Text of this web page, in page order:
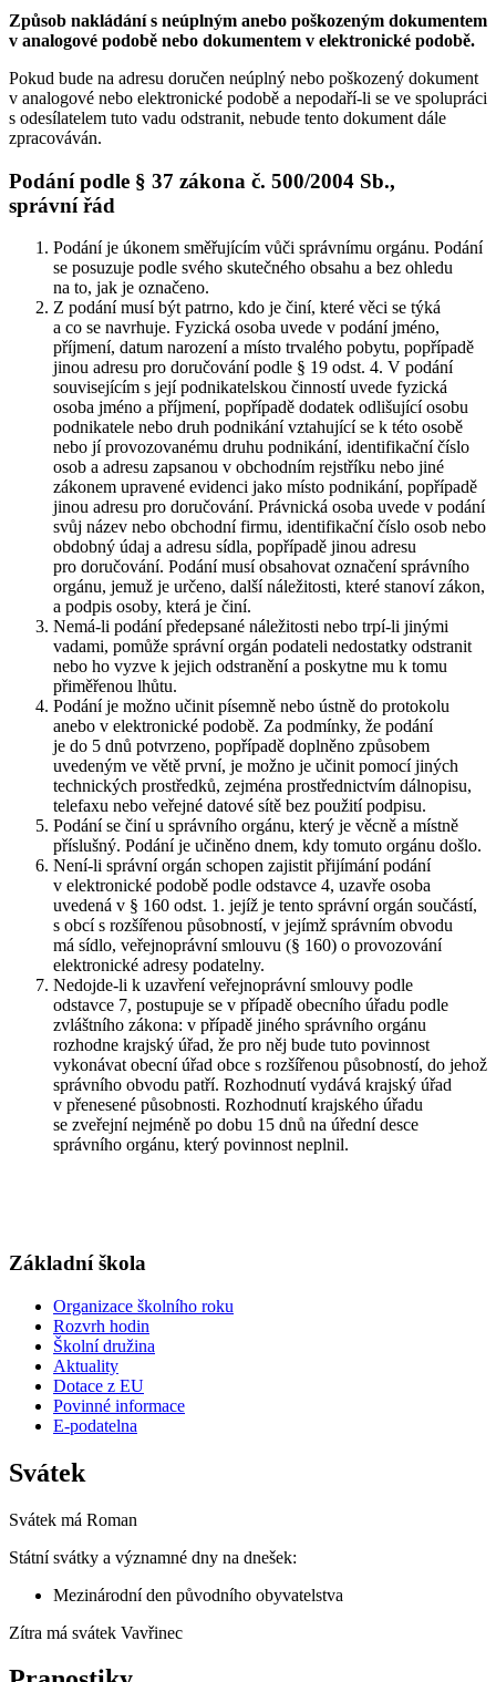
Způsob nakládání s neúplným anebo poškozeným dokumentem
v analogové podobě nebo dokumentem v elektronické podobě.
Pokud bude na adresu doručen neúplný nebo poškozený dokument
v analogové nebo elektronické podobě a nepodaří-li se ve spolupráci
s odesílatelem tuto vadu odstranit, nebude tento dokument dále
zpracováván.
Podání podle § 37 zákona č. 500/2004 Sb.,
správní řád
Podání je úkonem směřujícím vůči správnímu orgánu. Podání
se posuzuje podle svého skutečného obsahu a bez ohledu
na to, jak je označeno.
Z podání musí být patrno, kdo je činí, které věci se týká
a co se navrhuje. Fyzická osoba uvede v podání jméno,
příjmení, datum narození a místo trvalého pobytu, popřípadě
jinou adresu pro doručování podle § 19 odst. 4. V podání
souvisejícím s její podnikatelskou činností uvede fyzická
osoba jméno a příjmení, popřípadě dodatek odlišující osobu
podnikatele nebo druh podnikání vztahující se k této osobě
nebo jí provozovanému druhu podnikání, identifikační číslo
osob a adresu zapsanou v obchodním rejstříku nebo jiné
zákonem upravené evidenci jako místo podnikání, popřípadě
jinou adresu pro doručování. Právnická osoba uvede v podání
svůj název nebo obchodní firmu, identifikační číslo osob nebo
obdobný údaj a adresu sídla, popřípadě jinou adresu
pro doručování. Podání musí obsahovat označení správního
orgánu, jemuž je určeno, další náležitosti, které stanoví zákon,
a podpis osoby, která je činí.
Nemá-li podání předepsané náležitosti nebo trpí-li jinými
vadami, pomůže správní orgán podateli nedostatky odstranit
nebo ho vyzve k jejich odstranění a poskytne mu k tomu
přiměřenou lhůtu.
Podání je možno učinit písemně nebo ústně do protokolu
anebo v elektronické podobě. Za podmínky, že podání
je do 5 dnů potvrzeno, popřípadě doplněno způsobem
uvedeným ve větě první, je možno je učinit pomocí jiných
technických prostředků, zejména prostřednictvím dálnopisu,
telefaxu nebo veřejné datové sítě bez použití podpisu.
Podání se činí u správního orgánu, který je věcně a místně
příslušný. Podání je učiněno dnem, kdy tomuto orgánu došlo.
Není-li správní orgán schopen zajistit přijímání podání
v elektronické podobě podle odstavce 4, uzavře osoba
uvedená v § 160 odst. 1. jejíž je tento správní orgán součástí,
s obcí s rozšířenou působností, v jejímž správním obvodu
má sídlo, veřejnoprávní smlouvu (§ 160) o provozování
elektronické adresy podatelny.
Nedojde-li k uzavření veřejnoprávní smlouvy podle
odstavce 7, postupuje se v případě obecního úřadu podle
zvláštního zákona: v případě jiného správního orgánu
rozhodne krajský úřad, že pro něj bude tuto povinnost
vykonávat obecní úřad obce s rozšířenou působností, do jehož
správního obvodu patří. Rozhodnutí vydává krajský úřad
v přenesené působnosti. Rozhodnutí krajského úřadu
se zveřejní nejméně po dobu 15 dnů na úřední desce
správního orgánu, který povinnost neplnil.
Základní škola
Organizace školního roku
Rozvrh hodin
Školní družina
Aktuality
Dotace z EU
Povinné informace
E-podatelna
Svátek
Svátek má Roman
Státní svátky a významné dny na dnešek:
Mezinárodní den původního obyvatelstva
Zítra má svátek Vavřinec